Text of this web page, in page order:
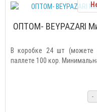
ОПТОМ- BEYPAZARI
В коробке 24 шт
паллете 100 кор.
-